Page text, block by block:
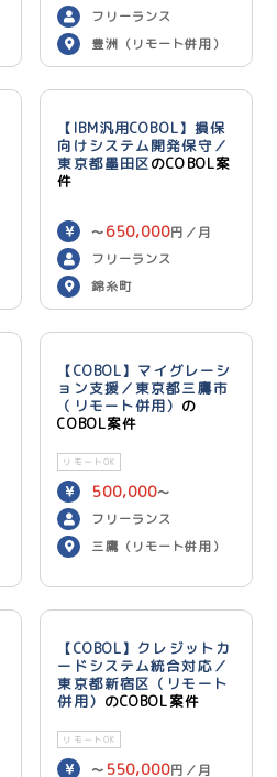
600,000 円／月
フリーランス
豊洲（リモート併用）
【IBM汎用COBOL】損保
向けシステム開発保守／
東京都墨田区のCOBOL案
件
〜 650,000円／月
フリーランス
錦糸町
【COBOL】マイグレーシ
ョン支援／東京都三鷹市
（リモート併用） の
COBOL案件
リモートOK
500,000〜
600,000 円／月
フリーランス
三鷹（リモート併用）
【COBOL】クレジットカ
ードシステム統合対応／
東京都新宿区（リモート
併用） のCOBOL案件
リモートOK
〜 550,000円／月